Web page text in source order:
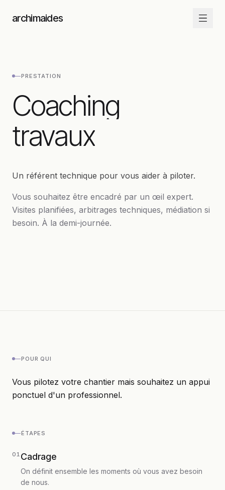
archimaides
—PRESTATION
Coaching travaux
Coaching
travaux
Un référent technique pour vous aider à piloter.
Vous souhaitez être encadré par un œil expert.
Visites planifiées, arbitrages techniques, médiation si
besoin. À la demi-journée.
—POUR QUI
Vous pilotez votre chantier mais souhaitez un appui
ponctuel d'un professionnel.
—ÉTAPES
01 Cadrage
On définit ensemble les moments où vous avez besoin
de nous.